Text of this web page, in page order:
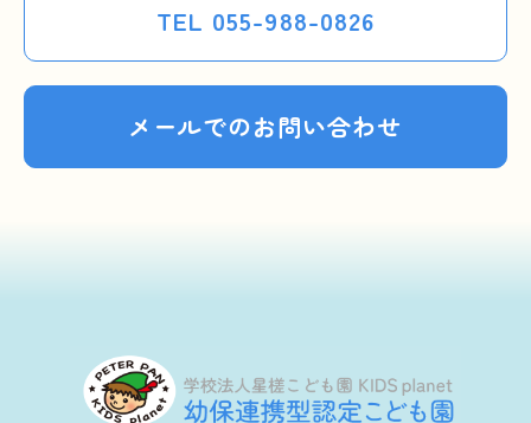
TEL 055-988-0826
メールでのお問い合わせ